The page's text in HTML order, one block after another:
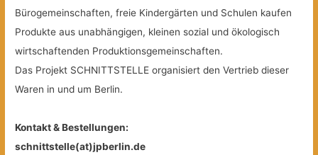
Bürogemeinschaften, freie Kindergärten und Schulen kaufen
Produkte aus unabhängigen, kleinen sozial und ökologisch
wirtschaftenden Produktionsgemeinschaften.
Das Projekt SCHNITTSTELLE organisiert den Vertrieb dieser
Waren in und um Berlin.
Kontakt & Bestellungen:
schnittstelle(at)jpberlin.de